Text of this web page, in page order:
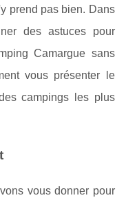
prend pas bien. Dans
des astuces pour
Camargue sans
vous présenter le
campings les plus
vous donner pour